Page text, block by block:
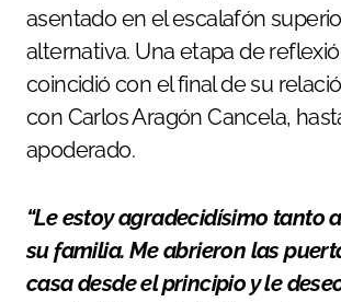
asentado en el escalafón
alternativa. Una etapa de
coincidió con el final de su
con Carlos Aragón Cancela,
apoderado.
“Le estoy agradecidísimo tanto
su familia. Me abrieron las
casa desde el principio y le